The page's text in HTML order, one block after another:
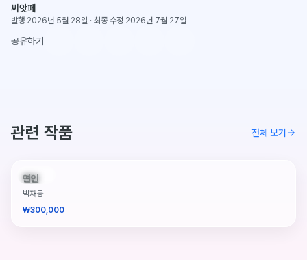
씨앗페
발행 2026년 5월 28일 · 최종 수정 2026년 7월 27일
공유하기
관련 작품 전체 보기
판매중
연인
박재동
₩300,000